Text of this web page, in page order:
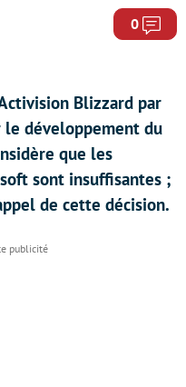
0
Blizzard par
développement du
que les
sont insuffisantes ;
de cette décision.